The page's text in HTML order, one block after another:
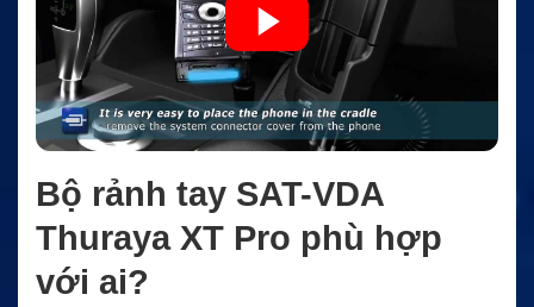
Bộ rảnh tay SAT-VDA
Thuraya XT Pro phù hợp
với ai?